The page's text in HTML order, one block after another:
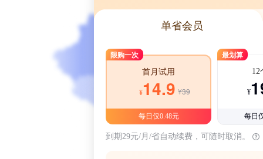
单省会员
限购一次
首月试用
¥14.9 ¥39
每日仅0.48元
最划算
12
¥
每日
到期29元/月/省自动续费，可随时取消。